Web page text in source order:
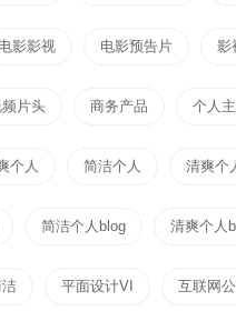
电影影视 电影预告片 影
片头 商务产品 个人
个人 简洁个人 清爽个
简洁个人blog 清爽个人
平面设计VI 互联网